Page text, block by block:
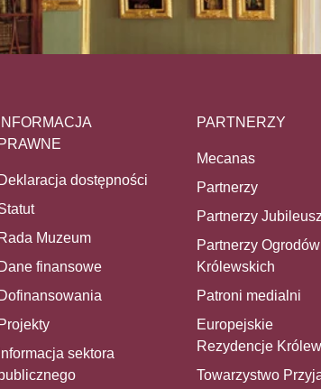
INFORMACJA
PRAWNE
Deklaracja dostępności
Rada Muzeum
Dane finansowe
Dofinansowania
Projekty
Informacja sektora
PARTNERZY
Mecanas
Partnerzy
Partnerzy
Partnerzy Ogrodów
Królewskich
Patroni medialni
Europejskie
Rezydencje
Towarzystwo